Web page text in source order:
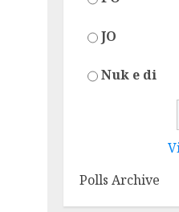
JO
Nuk e di
Polls Archive